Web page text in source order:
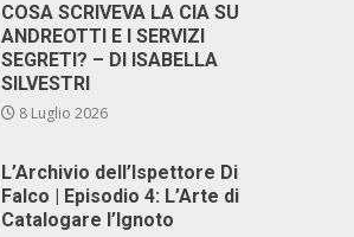
COSA SCRIVEVA LA CIA SU
ANDREOTTI E I SERVIZI
SEGRETI? – DI ISABELLA
SILVESTRI
8 Luglio 2026
L’Archivio dell’Ispettore Di
Falco | Episodio 4: L’Arte di
Catalogare l’Ignoto